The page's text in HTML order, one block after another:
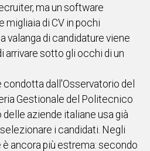
Vai
ma un software
migliaia di CV in pochi
valanga di candidature viene
arrivare sotto gli occhi di un
condotta dall'Osservatorio del
Gestionale del Politecnico
delle aziende italiane usa già
i candidati. Negli
ancora più estrema: secondo